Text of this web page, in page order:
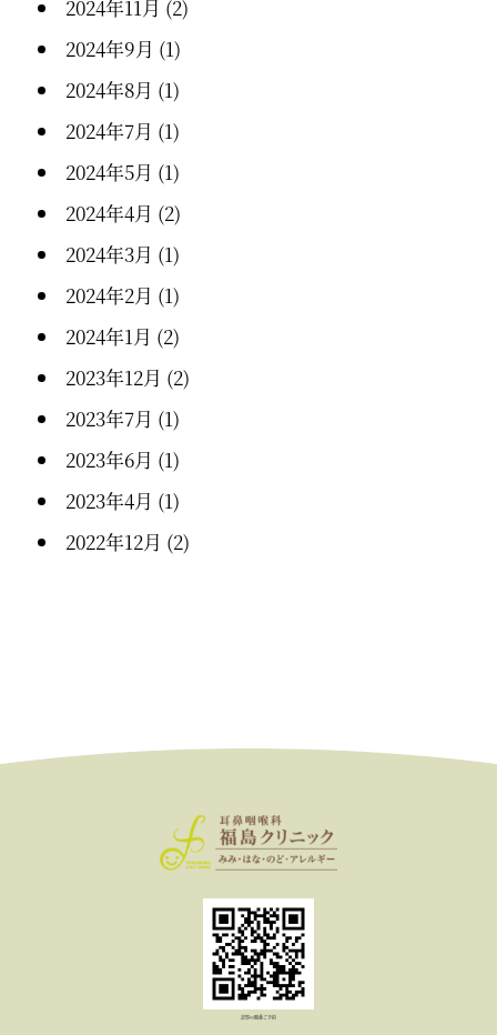
2024年11月 (2)
2024年9月 (1)
2024年8月 (1)
2024年7月 (1)
2024年5月 (1)
2024年4月 (2)
2024年3月 (1)
2024年2月 (1)
2024年1月 (2)
2023年12月 (2)
2023年7月 (1)
2023年6月 (1)
2023年4月 (1)
2022年12月 (2)
診察の順番ご予約